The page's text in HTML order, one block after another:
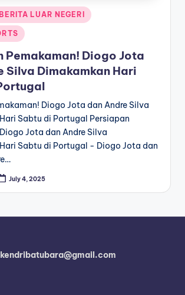
LUAR NEGERI
Pemakaman! Diogo Jota
Silva Dimakamkan Hari
Diogo Jota dan Andre Silva
Sabtu di Portugal Persiapan
Jota dan Andre Silva
Sabtu di Portugal - Diogo Jota dan
July 4, 2025
kendribatubara@gmail.com